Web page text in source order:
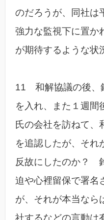
のだろうが、同社は
強力な監視下に置か
が期待するような状
11 和解協議の後、
を入れ、また１週間
氏の会社を訪ねて、
を追認したが、それ
反故にしたのか？
迫や心裡留保で署名
が、それが本当なら
社するなどの言動は